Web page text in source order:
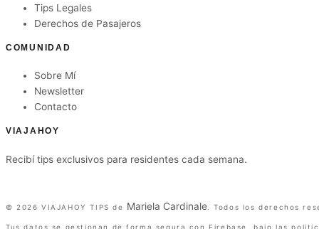
Tips Legales
Derechos de Pasajeros
COMUNIDAD
Sobre Mí
Newsletter
Contacto
VIAJAHOY
Recibí tips exclusivos para residentes cada semana.
© 2026 VIAJAHOY TIPS de Mariela Cardinale . Todos los derechos
Tus datos se gestionan de forma segura con Firebase, bajo las